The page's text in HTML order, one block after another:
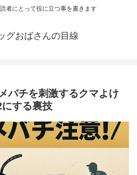
者にとって役に立つ事を書きます
グおばさんの目線
バチを刺激するクマよけ
する裏技